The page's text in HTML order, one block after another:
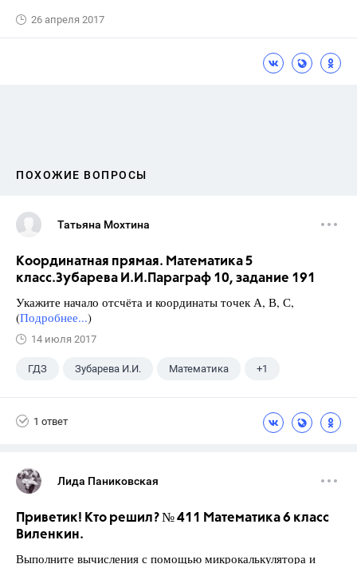
26 апреля 2017
ПОХОЖИЕ ВОПРОСЫ
Татьяна Мохтина
Координатная прямая. Математика 5
класс.Зубарева И.И.Параграф 10, задание 191
Укажите начало отсчёта и координаты точек А, В, С,
(Подробнее...)
14 июля 2017
ГДЗ Зубарева И.И. Математика +1
1 ответ
Лида Паниковская
Приветик! Кто решил? № 411 Математика 6 класс
Виленкин.
Выполните вычисления с помощью микрокалькулятора и